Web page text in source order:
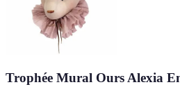
Trophée Mural Ours Alexia